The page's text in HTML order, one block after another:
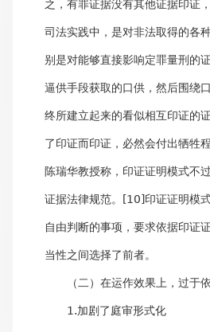
之，有罪证据没有其他证据印证
司法实践中，是对非法取得的各
别是对能够直接影响定罪量刑的
逼供手段获取的口供，然后围绕
终所建立起来的看似相互印证的
了印证而印证，必然会付出牺牲
陈瑞华教授称，印证证明模式不
证据法律规范。[10]印证证明模
自由判断的事项，要求依据印证
当性之间选择了前者。
（二）在运作效果上，过于依
1.加剧了庭审形式化